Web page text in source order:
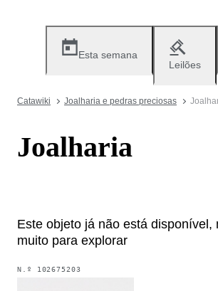
Esta semana
Leilões
Catawiki Joalharia e pedras preciosas
Joalharia
Este objeto já não está disponível,
muito para explorar
N.º 102675203